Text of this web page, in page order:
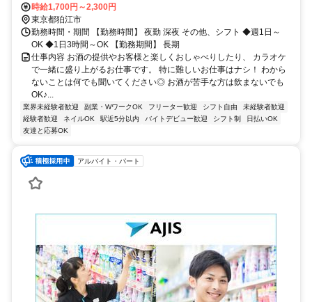
時給1,700円～2,300円
東京都狛江市
勤務時間・期間 【勤務時間】 夜勤 深夜 その他、シフト ◆週1日～
OK ◆1日3時間～OK 【勤務期間】 長期
仕事内容 お酒の提供やお客様と楽しくおしゃべりしたり、 カラオケ
で一緒に盛り上がるお仕事です。 特に難しいお仕事はナシ！ わから
ないことは何でも聞いてください◎ お酒が苦手な方は飲まないでも
OK♪...
業界未経験者歓迎 副業・WワークOK フリーター歓迎 シフト自由
未経験者歓迎
経験者歓迎
ネイルOK 駅近5分以内 バイトデビュー歓迎 シフト制
日払いOK
友達と応募OK
アルバイト・パート